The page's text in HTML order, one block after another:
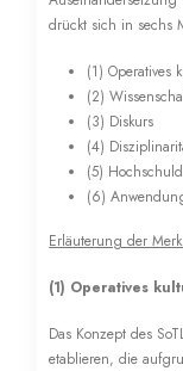
drückt sich in sechs
(1) Operatives
(2)
(3) Diskurs
(4)
(5)
(6)
Erläuterung der
(1) Operatives
Das Konzept des
etablieren, die